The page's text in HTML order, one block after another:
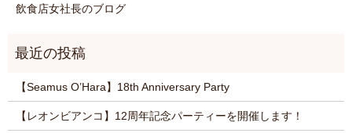
飲食店女社長のブログ
【Seamus O’Hara】18th Anniversary Party
【レオンビアンコ】12周年記念パーティーを開催します！